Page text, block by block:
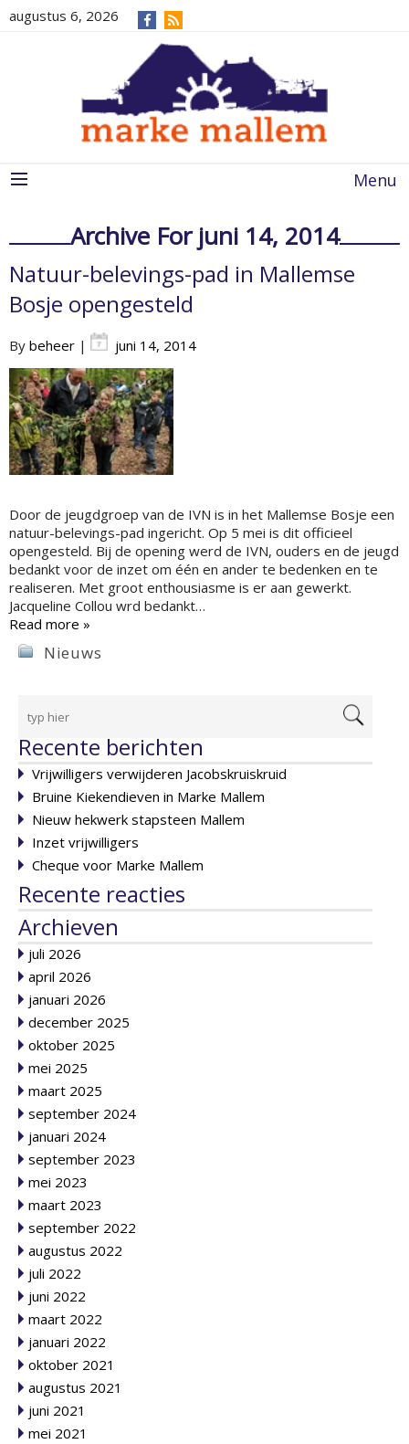
augustus 6, 2026
Menu
Archive For juni 14, 2014
Natuur-belevings-pad in Mallemse
Bosje opengesteld
By beheer | juni 14, 2014
Door de jeugdgroep van de IVN is in het Mallemse Bosje een
natuur-belevings-pad ingericht. Op 5 mei is dit officieel
opengesteld. Bij de opening werd de IVN, ouders en de jeugd
bedankt voor de inzet om één en ander te bedenken en te
realiseren. Met groot enthousiasme is er aan gewerkt.
Jacqueline Collou wrd bedankt…
Read more »
Nieuws
Recente berichten
Vrijwilligers verwijderen Jacobskruiskruid
Bruine Kiekendieven in Marke Mallem
Nieuw hekwerk stapsteen Mallem
Inzet vrijwilligers
Cheque voor Marke Mallem
Recente reacties
Archieven
juli 2026
april 2026
januari 2026
december 2025
oktober 2025
mei 2025
maart 2025
september 2024
januari 2024
september 2023
mei 2023
maart 2023
september 2022
augustus 2022
juli 2022
juni 2022
maart 2022
januari 2022
oktober 2021
augustus 2021
juni 2021
mei 2021